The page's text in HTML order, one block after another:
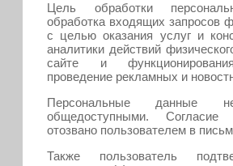
Цель обработки
обработка входящих запросов
с целью оказания услуг и
аналитики действий
сайте и
проведение рекламных и
Персональные данные
общедоступными.
отозвано пользователем в
Также пользователь